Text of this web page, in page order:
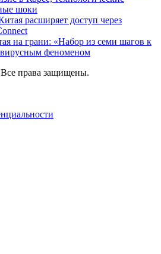
шоки
расширяет доступ через
на грани: «Набор из семи шагов к
вирусным феноменом
права защищены.